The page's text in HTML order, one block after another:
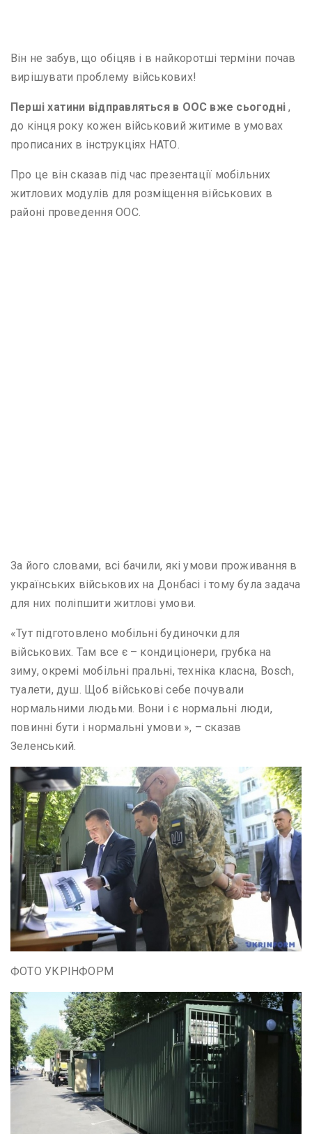
Він не забув, що обіцяв і в найкоротші терміни почав
вирішувати проблему військових!
Перші хатини відправляться в ООС вже сьогодні ,
до кінця року кожен військовий житиме в умовах
прописаних в інструкціях НАТО.
Про це він сказав під час презентації мобільних
житлових модулів для розміщення військових в
районі проведення ООС.
За його словами, всі бачили, які умови проживання в
українських військових на Донбасі і тому була задача
для них поліпшити житлові умови.
«Тут підготовлено мобільні будиночки для
військових. Там все є – кондиціонери, грубка на
зиму, окремі мобільні пральні, техніка класна, Bosch,
туалети, душ. Щоб військові себе почували
нормальними людьми. Вони і є нормальні люди,
повинні бути і нормальні умови », – сказав
Зеленський.
ФОТО УКРІНФОРМ